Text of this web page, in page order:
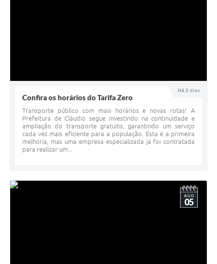
Há 2 dias
Confira os horários do Tarifa Zero
Transporte público com mais horários e novas rotas! A
Prefeitura de Cláudio segue investindo na continuidade e
ampliação do transporte gratuito, garantindo um serviço
cada vez mais eficiente para a população. Esta é a primeira
melhoria, mas uma empresa especializada já foi contratada
para realizar um...
AGO
05